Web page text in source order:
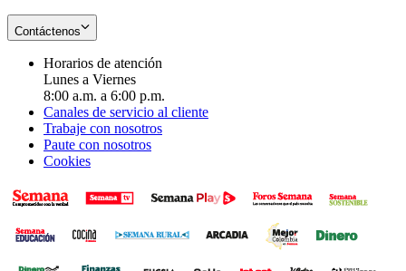
Contáctenos
Horarios de atención
Lunes a Viernes
8:00 a.m. a 6:00 p.m.
Canales de servicio al cliente
Trabaje con nosotros
Paute con nosotros
Cookies